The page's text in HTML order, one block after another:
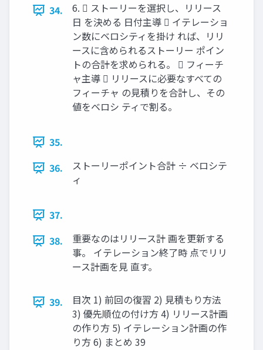
34.
6.  ストーリーを選択し、リリース
日 を決める 日付主導  イテレーショ
ン数にベロシティを掛け れば、リリ
ースに含められるストーリー ポイン
トの合計を求められる。  フィーチ
ャ主導  リリースに必要なすべての
フィーチャ の見積りを合計し、その
値をベロシ ティで割る。
35.
36.
ストーリーポイント合計 ÷ ベロシテ
ィ
37.
38.
重要なのはリリース計 画を更新する
事。 イテレーション終了時 点でリリ
ース計画を見 直す。
39.
目次 1) 前回の復習 2) 見積もり方法
3) 優先順位の付け方 4) リリース計画
の作り方 5) イテレーション計画の作
り方 6) まとめ 39